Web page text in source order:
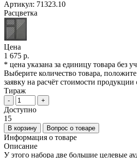
Артикул: 71323.10
Расцветка
Цена
1 675 р.
* цена указана за единицу товара без
Выберите количество товара,
заявку на расчёт стоимости продукции
Тираж
- +
Доступно
15
В корзину Вопрос о товаре
Информация о товаре
Описание
У этого набора две большие целевые